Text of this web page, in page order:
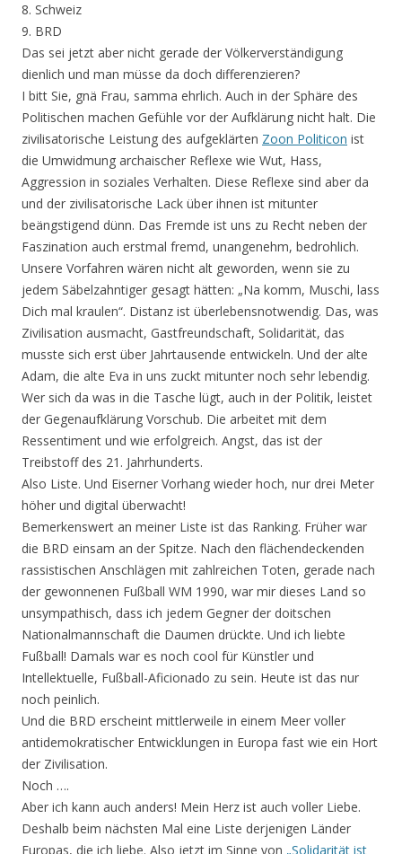
8. Schweiz
9. BRD
Das sei jetzt aber nicht gerade der Völkerverständigung
dienlich und man müsse da doch differenzieren?
I bitt Sie, gnä Frau, samma ehrlich. Auch in der Sphäre des
Politischen machen Gefühle vor der Aufklärung nicht halt. Die
zivilisatorische Leistung des aufgeklärten Zoon Politicon ist
die Umwidmung archaischer Reflexe wie Wut, Hass,
Aggression in soziales Verhalten. Diese Reflexe sind aber da
und der zivilisatorische Lack über ihnen ist mitunter
beängstigend dünn. Das Fremde ist uns zu Recht neben der
Faszination auch erstmal fremd, unangenehm, bedrohlich.
Unsere Vorfahren wären nicht alt geworden, wenn sie zu
jedem Säbelzahntiger gesagt hätten: „Na komm, Muschi, lass
Dich mal kraulen“. Distanz ist überlebensnotwendig. Das, was
Zivilisation ausmacht, Gastfreundschaft, Solidarität, das
musste sich erst über Jahrtausende entwickeln. Und der alte
Adam, die alte Eva in uns zuckt mitunter noch sehr lebendig.
Wer sich da was in die Tasche lügt, auch in der Politik, leistet
der Gegenaufklärung Vorschub. Die arbeitet mit dem
Ressentiment und wie erfolgreich. Angst, das ist der
Treibstoff des 21. Jahrhunderts.
Also Liste. Und Eiserner Vorhang wieder hoch, nur drei Meter
höher und digital überwacht!
Bemerkenswert an meiner Liste ist das Ranking. Früher war
die BRD einsam an der Spitze. Nach den flächendeckenden
rassistischen Anschlägen mit zahlreichen Toten, gerade nach
der gewonnenen Fußball WM 1990, war mir dieses Land so
unsympathisch, dass ich jedem Gegner der doitschen
Nationalmannschaft die Daumen drückte. Und ich liebte
Fußball! Damals war es noch cool für Künstler und
Intellektuelle, Fußball-Aficionado zu sein. Heute ist das nur
noch peinlich.
Und die BRD erscheint mittlerweile in einem Meer voller
antidemokratischer Entwicklungen in Europa fast wie ein Hort
der Zivilisation.
Noch ….
Aber ich kann auch anders! Mein Herz ist auch voller Liebe.
Deshalb beim nächsten Mal eine Liste derjenigen Länder
Europas, die ich liebe. Also jetzt im Sinne von „Solidarität ist